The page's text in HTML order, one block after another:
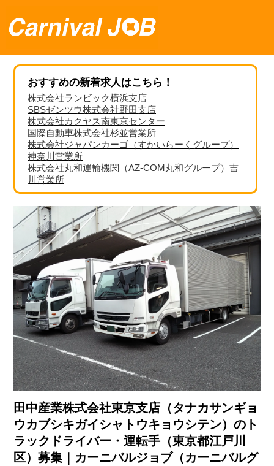
おすすめの新着求人はこちら！
株式会社ランビック横浜支店
SBSゼンツウ株式会社野田支店
株式会社カクヤス南東京センター
国際自動車株式会社杉並営業所
株式会社ジャパンカーゴ（すかいらーくグループ）
神奈川営業所
株式会社丸和運輸機関（AZ-COM丸和グループ）吉
川営業所
田中産業株式会社東京支店（タナカサンギョ
ウカブシキガイシャトウキョウシテン）のト
ラックドライバー・運転手（東京都江戸川
区）募集｜カーニバルジョブ（カーニバルグ